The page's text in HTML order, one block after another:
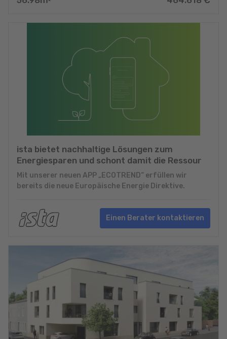
ista bietet nachhaltige Lösungen zum
Energiesparen und schont damit die Ressour
Mit unserer neuen APP „ECOTREND“ erfüllen wir
bereits die neue Europäische Energie Direktive.
Einen Berater kontaktieren